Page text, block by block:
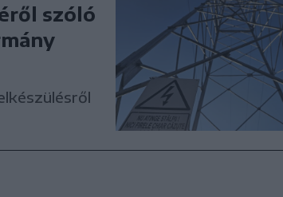
szóló